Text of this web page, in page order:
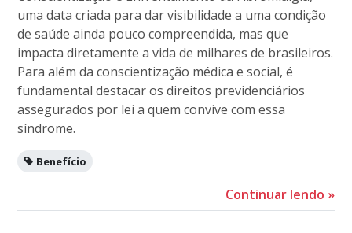
uma data criada para dar visibilidade a uma condição
de saúde ainda pouco compreendida, mas que
impacta diretamente a vida de milhares de brasileiros.
Para além da conscientização médica e social, é
fundamental destacar os direitos previdenciários
assegurados por lei a quem convive com essa
síndrome.
Benefício
Continuar lendo »